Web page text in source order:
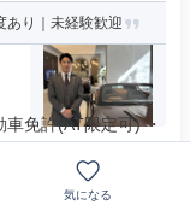
あり｜未経験歓迎
免許(AT限定可) ・
気になる